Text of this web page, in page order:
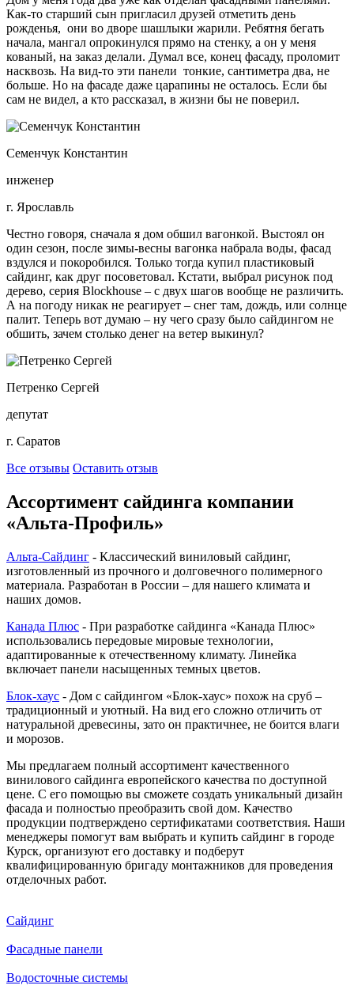
Как-то старший сын пригласил друзей отметить день
рожденья, они во дворе шашлыки жарили. Ребятня бегать
начала, мангал опрокинулся прямо на стенку, а он у меня
кованый, на заказ делали. Думал все, конец фасаду, проломит
насквозь. На вид-то эти панели тонкие, сантиметра два, не
больше. Но на фасаде даже царапины не осталось. Если бы
сам не видел, а кто рассказал, в жизни бы не поверил.
Семенчук Константин
инженер
г. Ярославль
Честно говоря, сначала я дом обшил вагонкой. Выстоял он
один сезон, после зимы-весны вагонка набрала воды, фасад
вздулся и покоробился. Только тогда купил пластиковый
сайдинг, как друг посоветовал. Кстати, выбрал рисунок под
дерево, серия Blockhouse – с двух шагов вообще не различить.
А на погоду никак не реагирует – снег там, дождь, или солнце
палит. Теперь вот думаю – ну чего сразу было сайдингом не
обшить, зачем столько денег на ветер выкинул?
Петренко Сергей
депутат
г. Саратов
Все отзывы Оставить отзыв
Ассортимент сайдинга компании
«Альта-Профиль»
Альта-Сайдинг - Классический виниловый сайдинг,
изготовленный из прочного и долговечного полимерного
материала. Разработан в России – для нашего климата и
наших домов.
Канада Плюс - При разработке сайдинга «Канада Плюс»
использовались передовые мировые технологии,
адаптированные к отечественному климату. Линейка
включает панели насыщенных темных цветов.
Блок-хаус - Дом с сайдингом «Блок-хаус» похож на сруб –
традиционный и уютный. На вид его сложно отличить от
натуральной древесины, зато он практичнее, не боится влаги
и морозов.
Мы предлагаем полный ассортимент качественного
винилового сайдинга европейского качества по доступной
цене. С его помощью вы сможете создать уникальный дизайн
фасада и полностью преобразить свой дом. Качество
продукции подтверждено сертификатами соответствия. Наши
менеджеры помогут вам выбрать и купить сайдинг в городе
Курск, организуют его доставку и подберут
квалифицированную бригаду монтажников для проведения
отделочных работ.
Сайдинг
Фасадные панели
Водосточные системы